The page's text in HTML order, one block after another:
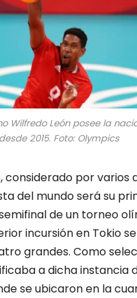
Wilfredo León posee la
desde 2015. Foto: Olympics
considerado por varios
del mundo será su
de un torneo
incursión en Tokio
grandes. Como
a dicha instancia
se ubicaron en la